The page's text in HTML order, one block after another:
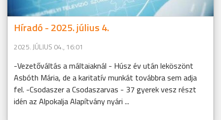
Híradó - 2025. július 4.
2025. JÚLIUS 04., 16:01
-Vezetőváltás a máltaiaknál - Húsz év után leköszönt
Asbóth Mária, de a karitatív munkát továbbra sem adja
fel. -Csodaszer a Csodaszarvas - 37 gyerek vesz részt
idén az Alpokalja Alapítvány nyári ...